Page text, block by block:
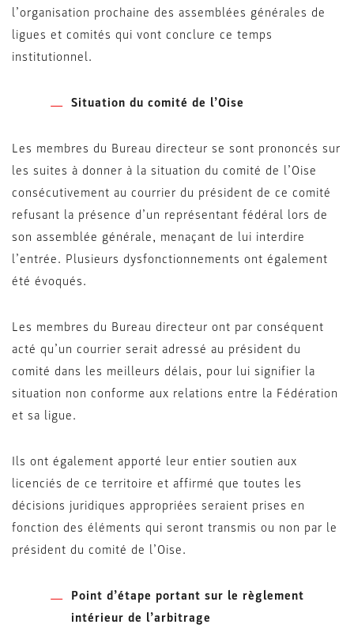
l’organisation prochaine des assemblées générales de
ligues et comités qui vont conclure ce temps
institutionnel.
Situation du comité de l’Oise
Les membres du Bureau directeur se sont prononcés sur
les suites à donner à la situation du comité de l’Oise
consécutivement au courrier du président de ce comité
refusant la présence d’un représentant fédéral lors de
son assemblée générale, menaçant de lui interdire
l’entrée. Plusieurs dysfonctionnements ont également
été évoqués.
Les membres du Bureau directeur ont par conséquent
acté qu’un courrier serait adressé au président du
comité dans les meilleurs délais, pour lui signifier la
situation non conforme aux relations entre la Fédération
et sa ligue.
Ils ont également apporté leur entier soutien aux
licenciés de ce territoire et affirmé que toutes les
décisions juridiques appropriées seraient prises en
fonction des éléments qui seront transmis ou non par le
président du comité de l’Oise.
Point d’étape portant sur le règlement
intérieur de l’arbitrage